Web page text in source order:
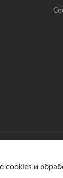
cookies и